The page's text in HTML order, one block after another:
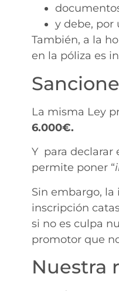
y debe, por
También, a la
en la póliza es
La misma Ley
6.000€.
Y para declarar
permite poner “
Sin embargo,
inscripción
si no es culpa
promotor que
Nuestra